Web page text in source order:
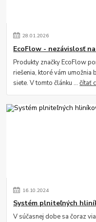
28.01.2026
EcoFlow - nezávislosť
Produkty značky EcoFlow
riešenia, ktoré vám
siete. V tomto článku ...čítať
16.10.2024
Systém plniteľných
V súčasnej dobe sa čoraz